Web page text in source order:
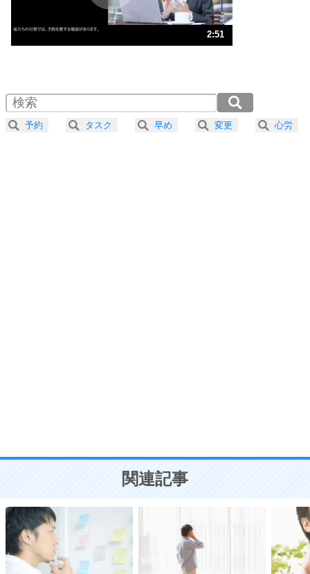
ストレス対策
人生、なんとかなるもの。
気楽に生きる30の方法
4 器の大きい人は、怒りを優しさで表現する。
ことが大切。
2:51
2.0倍速 （336KB 1分25秒）
2.5倍速 （269KB 1分8秒）
3.0倍速 （224KB 57秒）
予約 タスク 早め 変更 心労
関連記事